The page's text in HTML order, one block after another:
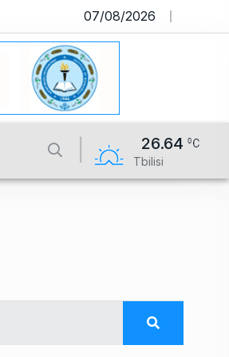
საიტი მუშაობს სატესტო რეჟიმში
07/08/2026
26.64
Tbilisi